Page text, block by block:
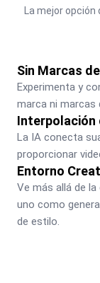
La mejor
Sin Marcas
Experimenta y
marca ni marcas
Interpolación
La IA conecta
proporcionar
Entorno
Ve más allá de
uno como
de estilo.